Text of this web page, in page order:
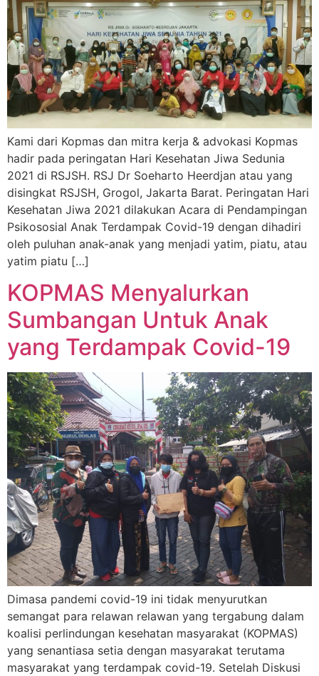
Kami dari Kopmas dan mitra kerja & advokasi Kopmas
hadir pada peringatan Hari Kesehatan Jiwa Sedunia
2021 di RSJSH. RSJ Dr Soeharto Heerdjan atau yang
disingkat RSJSH, Grogol, Jakarta Barat. Peringatan Hari
Kesehatan Jiwa 2021 dilakukan Acara di Pendampingan
Psikososial Anak Terdampak Covid-19 dengan dihadiri
oleh puluhan anak-anak yang menjadi yatim, piatu, atau
yatim piatu […]
KOPMAS Menyalurkan
Sumbangan Untuk Anak
yang Terdampak Covid-19
Dimasa pandemi covid-19 ini tidak menyurutkan
semangat para relawan relawan yang tergabung dalam
koalisi perlindungan kesehatan masyarakat (KOPMAS)
yang senantiasa setia dengan masyarakat terutama
masyarakat yang terdampak covid-19. Setelah Diskusi